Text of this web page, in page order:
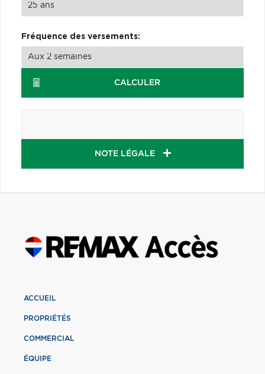
Fréquence des versements:
CALCULER
NOTE LÉGALE
ACCUEIL
PROPRIÉTÉS
COMMERCIAL
ÉQUIPE